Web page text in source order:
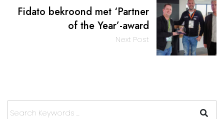
Fidato bekroond met ‘Partner
of the Year’-award
Next Post